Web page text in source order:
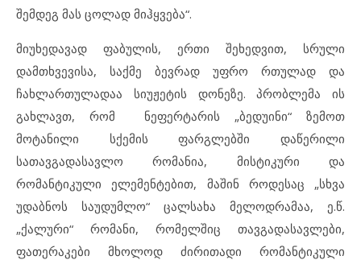
შემდეგ მას ცოლად მიჰყვება“.
მიუხედავად ფაბულის, ერთი შეხედვით, სრული
დამთხვევისა, საქმე ბევრად უფრო რთულად და
ჩახლართულადაა სიუჟეტის დონეზე. პრობლემა ის
გახლავთ, რომ ნეფერტარის „ბედუინი“ ზემოთ
მოტანილი სქემის ფარგლებში დაწერილი
სათავგადასავლო რომანია, მისტიკური და
რომანტიკული ელემენტებით, მაშინ როდესაც „სხვა
უდაბნოს საუდუმლო“ ცალსახა მელოდრამაა, ე.წ.
„ქალური“ რომანი, რომელშიც თავგადასავლები,
ფათერაკები მხოლოდ ძირითადი რომანტიკული